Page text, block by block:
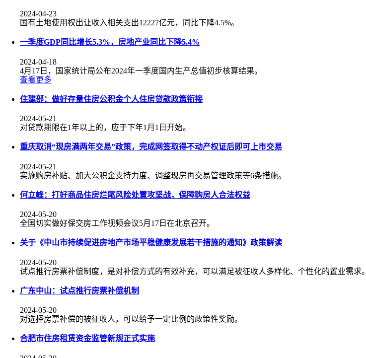
2024-04-23
国有土地使用权出让收入相关支出12227亿元，同比下降4.5%。
一季度GDP同比增长5.3%，房地产业同比下降5.4%
2024-04-18
4月17日，国家统计局公布2024年一季度国内生产总值初步核算结果。
查看更多
住建部：做好存量住房公积金个人住房贷款政策衔接
2024-05-21
对贷款期限在1年以上的，应于下年1月1日开始。
重庆取消“现房满两年交易”政策，完成网签取得不动产权证后即可上市交易
2024-05-21
实施购房补贴、加大公积金支持力度、调整现房再交易管理政策等6条措施。
何立峰：打好商品住房烂尾风险处置攻坚战，保障购房人合法权益
2024-05-20
全国切实做好保交房工作视频会议5月17日在北京召开。
关于《中山市持续促进房地产市场平稳健康发展若干措施的通知》政策解读
2024-05-20
试点推行房票补偿制度，是对补偿方式的有效补充，可以满足被征收人多样化、个性化的置业需求。
广东中山：试点推行房票补偿机制
2024-05-20
对选择房票补偿的被征收人，可以给予一定比例的政策性奖励。
合肥市住房租赁资金监管新规正式实施